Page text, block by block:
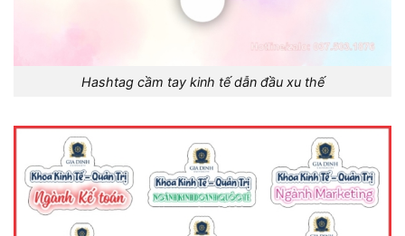
Hashtag cầm tay kinh tế dẫn đầu xu thế